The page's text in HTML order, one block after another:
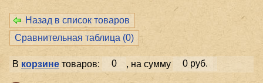
Назад в список товаров
Сравнительная таблица (0)
В корзинетоваров: 0 , на сумму 0 руб.